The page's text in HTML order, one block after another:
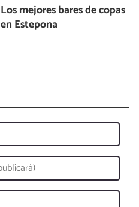
Los mejores bares de copas
en Estepona